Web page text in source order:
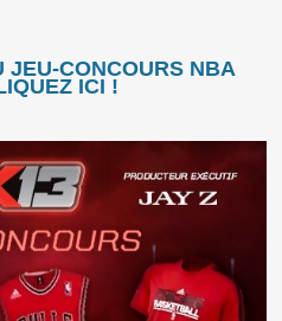
JEU-CONCOURS NBA
ICI !